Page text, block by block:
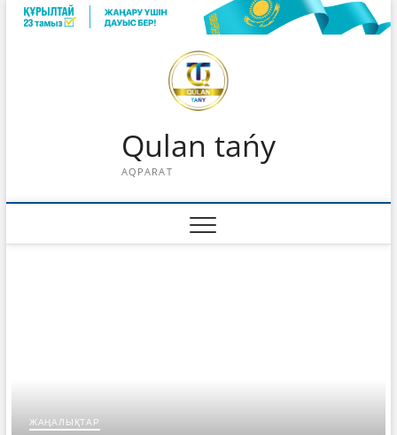
Skip
Qulan tańy
AQPARAT
ЖАҢАЛЫҚТАР